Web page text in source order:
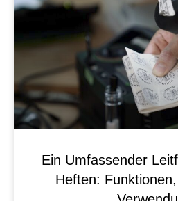
Ein Umfassender
Heften: